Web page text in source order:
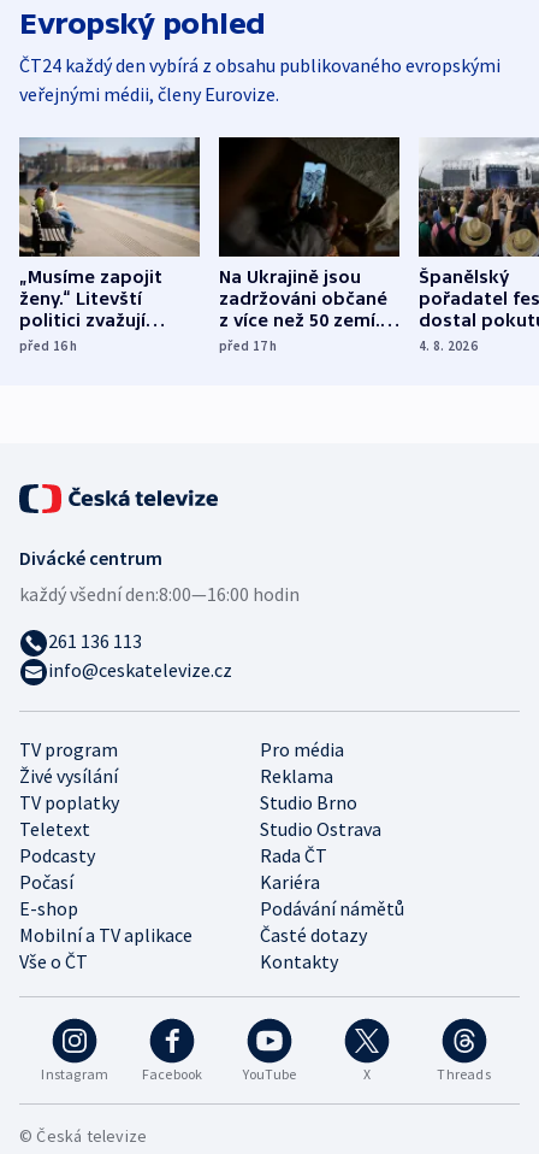
Evropský pohled
ČT24 každý den vybírá z obsahu publikovaného evropskými
veřejnými médii, členy Eurovize.
„Musíme zapojit
ženy.“ Litevští
politici zvažují
dohodu o
před 16h
Na Ukrajině jsou
zadržováni občané
z více než 50 zemí.
Bojovali na straně
před 17h
Španělský
pořadatel
dostal
nekalé
4. 8. 2026
Instagram Facebook YouTube X Threads
TV program
Pro média
Živé vysílání
Reklama
TV poplatky
Studio Brno
Teletext
Studio Ostrava
Podcasty
Rada ČT
Počasí
Kariéra
E-shop
Podávání námětů
Mobilní a TV aplikace
Časté dotazy
Vše o ČT
Kontakty
Divácké centrum
každý všední den:8:00—16:00 hodin
261 136 113
info@ceskatelevize.cz
© Česká televize